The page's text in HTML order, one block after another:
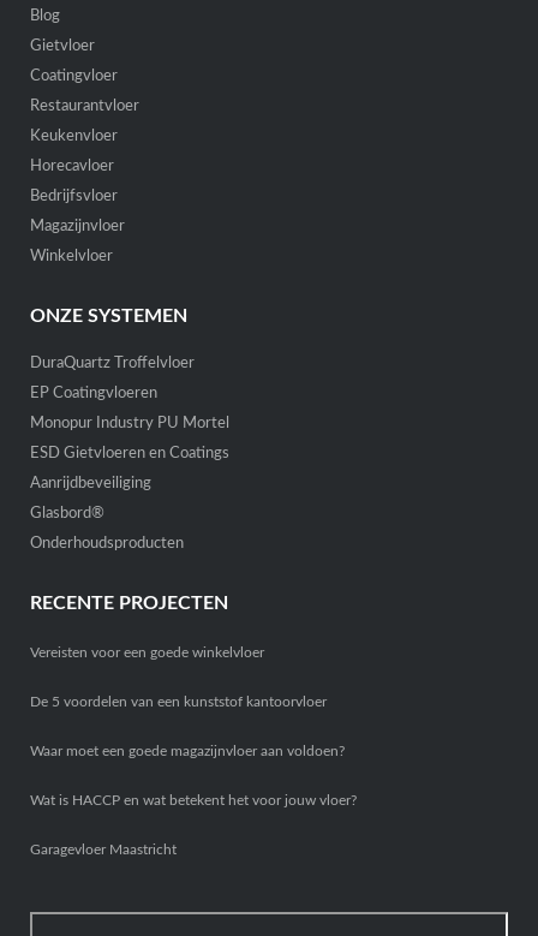
Blog
Gietvloer
Coatingvloer
Restaurantvloer
Keukenvloer
Horecavloer
Bedrijfsvloer
Magazijnvloer
Winkelvloer
ONZE SYSTEMEN
DuraQuartz Troffelvloer
EP Coatingvloeren
Monopur Industry PU Mortel
ESD Gietvloeren en Coatings
Aanrijdbeveiliging
Glasbord®
Onderhoudsproducten
RECENTE PROJECTEN
Vereisten voor een goede winkelvloer
De 5 voordelen van een kunststof kantoorvloer
Waar moet een goede magazijnvloer aan voldoen?
Wat is HACCP en wat betekent het voor jouw vloer?
Garagevloer Maastricht